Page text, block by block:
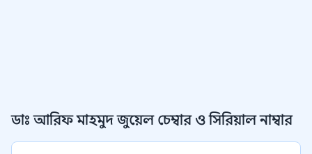
ডাঃ আরিফ মাহমুদ জুয়েল চেম্বার ও সিরিয়াল নাম্বার